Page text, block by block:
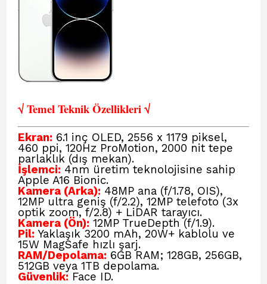
√ Temel Teknik Özellikleri √
Ekran: 6.1 inç OLED, 2556 x 1179 piksel,
460 ppi, 120Hz ProMotion, 2000 nit tepe
parlaklık (dış mekan).
İşlemci: 4nm üretim teknolojisine sahip
Apple A16 Bionic.
Kamera (Arka): 48MP ana (f/1.78, OIS),
12MP ultra geniş (f/2.2), 12MP telefoto (3x
optik zoom, f/2.8) + LiDAR tarayıcı.
Kamera (Ön): 12MP TrueDepth (f/1.9).
Pil: Yaklaşık 3200 mAh, 20W+ kablolu ve
15W MagSafe hızlı şarj.
RAM/Depolama: 6GB RAM; 128GB, 256GB,
512GB veya 1TB depolama.
Güvenlik: Face ID.